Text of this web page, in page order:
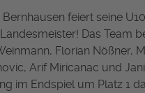
Bernhausen feiert seine
Das Team
Florian Nößner,
Arif Miricanac und
im Endspiel um Platz 1